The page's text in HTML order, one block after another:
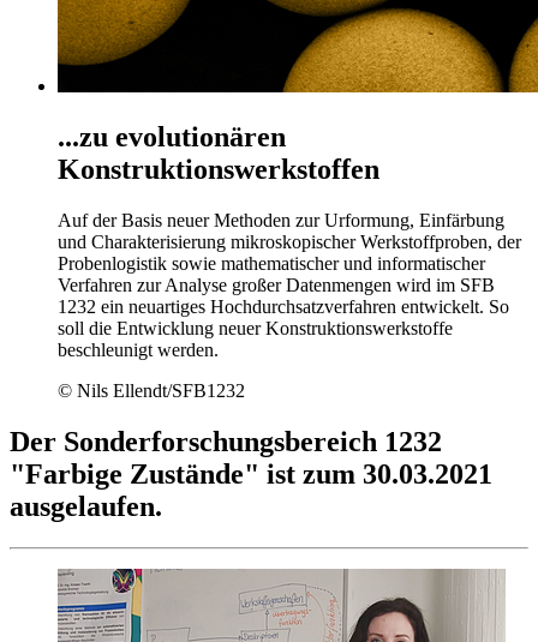
...zu evolutionären
Konstruktionswerkstoffen
Auf der Basis neuer Methoden zur Urformung, Einfärbung
und Charakterisierung mikroskopischer Werkstoffproben, der
Probenlogistik sowie mathematischer und informatischer
Verfahren zur Analyse großer Datenmengen wird im SFB
1232 ein neuartiges Hochdurchsatzverfahren entwickelt. So
soll die Entwicklung neuer Konstruktionswerkstoffe
beschleunigt werden.
© Nils Ellendt/SFB1232
Der Sonderforschungsbereich 1232
"Farbige Zustände" ist zum 30.03.2021
ausgelaufen.